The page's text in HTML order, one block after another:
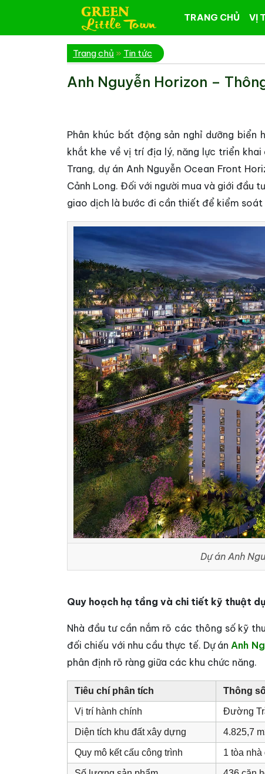
TRANG CHỦ VỊ
Trang chủ » Tin tức
Anh Nguyễn Horizon –
Phân khúc bất động sản nghỉ dưỡng
khắt khe về vị trí địa lý, năng lực triển
Trang, dự án Anh Nguyễn Ocean Front
Cảnh Long. Đối với người mua và giới đầu
giao dịch là bước đi cần thiết để kiểm soát
Dự án Anh
Quy hoạch hạ tầng và chi tiết kỹ thuật
Nhà đầu tư cần nắm rõ các thông số kỹ
đối chiếu với nhu cầu thực tế. Dự ánAnh
phân định rõ ràng giữa các khu chức năng.
Tiêu chí phân tích Thông
Vị trí hành chính Đường
Diện tích khu đất xây dựng 4.825,7
Quy mô kết cấu công trình 1 tòa nhà